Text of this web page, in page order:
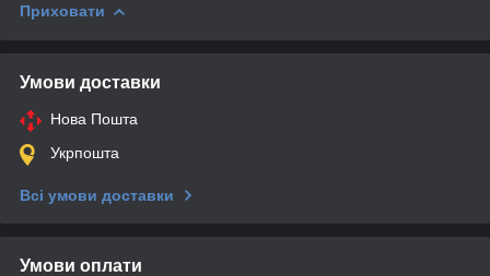
Приховати
Умови доставки
Нова Пошта
Укрпошта
Всі умови доставки
Умови оплати